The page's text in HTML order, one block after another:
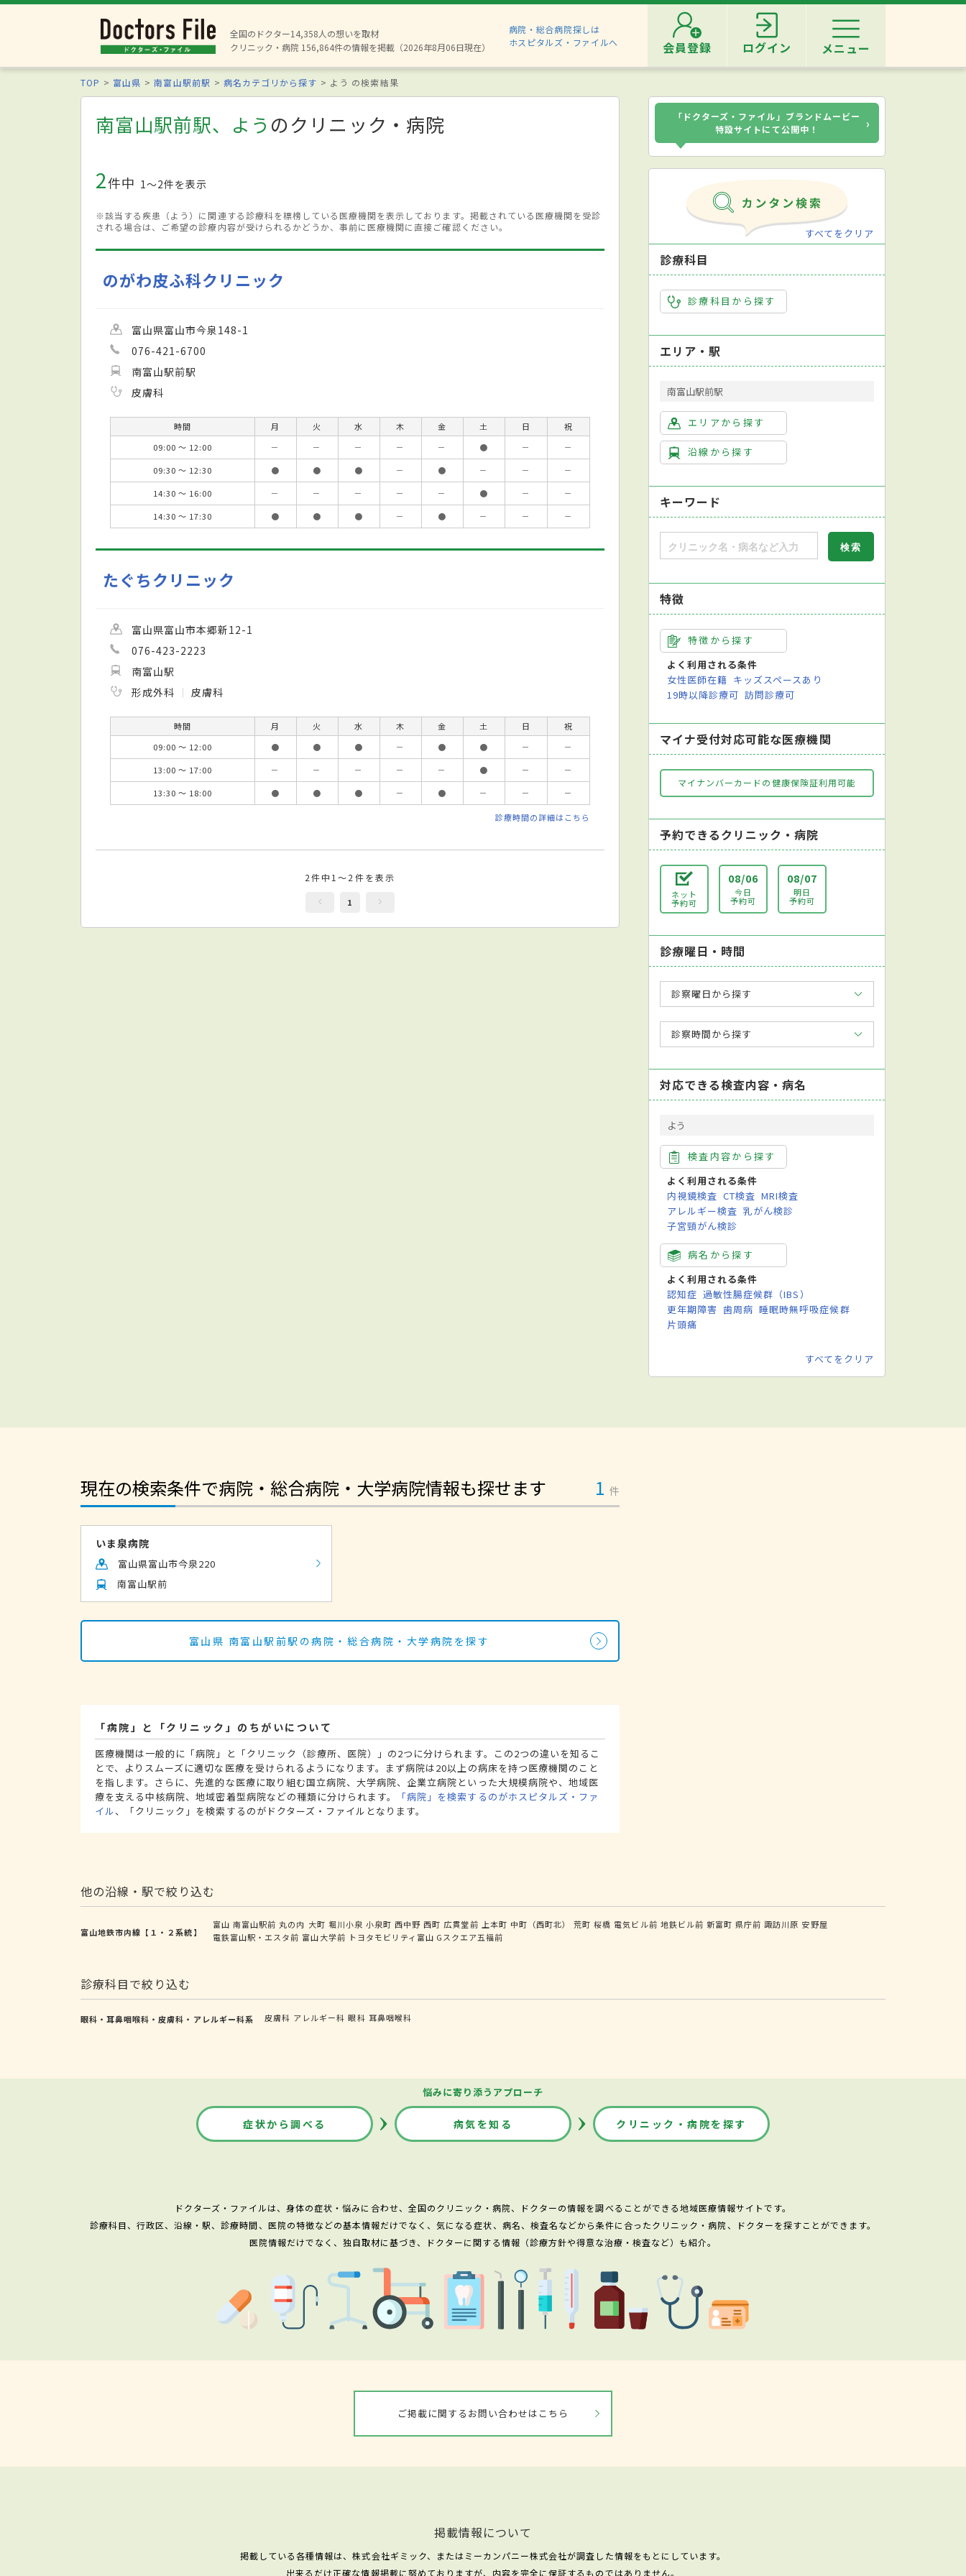
全国のドクター14,358人の想いを取材
クリニック・病院 156,864件の情報を掲載（2026年8月06日現在）
病院・総合病院探しは
ホスピタルズ・ファイルへ
会員登録 ログイン メニュー
TOP 富山県 南富山駅前駅 病名カテゴリから探す よう の検索結果
南富山駅前駅、よう のクリニック・病院
2件中 1〜2件を表示
※該当する疾患（よう）に関連する診療科を標榜している医療機関を表示しております。掲載されている医療機関を受診
される場合は、ご希望の診療内容が受けられるかどうか、事前に医療機関に直接ご確認ください。
のがわ皮ふ科クリニック
富山県富山市今泉148-1
076-421-6700
南富山駅前駅
皮膚科
時間 月 火 水 木 金 土 日
祝
09:00 ～ 12:00
－ － － － － ● －
－
09:30 ～ 12:30
● ● ● － ● － －
－
14:30 ～ 16:00
－ － － － － ● －
－
14:30 ～ 17:30
● ● ● － ● － － －
たぐちクリニック
富山県富山市本郷新12-1
076-423-2223
南富山駅
形成外科
皮膚科
時間 月 火 水 木 金 土 日
祝
09:00 ～ 12:00
● ● ● － ● ● －
－
13:00 ～ 17:00
－ － － － － ● －
－
13:30 ～ 18:00
● ● ● － ● － － －
診療時間の詳細はこちら
2件中1～2件を表示
1
「ドクターズ・ファイル」ブランドムービー
特設サイトにて公開中！
›
すべてをクリア
診療科目
診療科目から探す
エリア・駅
南富山駅前駅
エリアから探す
沿線から探す
キーワード
特徴
特徴から探す
よく利用される条件
女性医師在籍 キッズスペースあり
19時以降診療可 訪問診療可
マイナ受付対応可能な医療機関
マイナンバーカードの健康保険証利用可能
予約できるクリニック・病院
ネット
予約可
08/06
今日
予約可
08/07
明日
予約可
診療曜日・時間
診察曜日から探す
診察時間から探す
対応できる検査内容・病名
よう
検査内容から探す
よく利用される条件
内視鏡検査 CT検査 MRI検査
アレルギー検査 乳がん検診
子宮頸がん検診
病名から探す
よく利用される条件
認知症 過敏性腸症候群（IBS）
更年期障害 歯周病 睡眠時無呼吸症候群
片頭痛
すべてをクリア
現在の検索条件で病院・総合病院・大学病院情報も探せます 1 件
いま泉病院
富山県富山市今泉220
南富山駅前
富山県 南富山駅前駅の病院・総合病院・大学病院を探す
「病院」と「クリニック」のちがいについて
医療機関は一般的に「病院」と「クリニック（診療所、医院）」の2つに分けられます。この2つの違いを知るこ
とで、よりスムーズに適切な医療を受けられるようになります。まず病院は20以上の病床を持つ医療機関のこと
を指します。さらに、先進的な医療に取り組む国立病院、大学病院、企業立病院といった大規模病院や、地域医
療を支える中核病院、地域密着型病院などの種類に分けられます。
「病院」を検索するのがホスピタルズ・ファ
イル、「クリニック」を検索するのがドクターズ・ファイルとなります。
他の沿線・駅で絞り込む
富山地鉄市内線【１・２系統】
富山 南富山駅前 丸の内 大町 堀川小泉 小泉町 西中野 西町 広貫堂前 上本町 中町（西町北） 荒町 桜橋 電気ビル前 地鉄ビル前 新富町 県庁前 諏訪川原 安野屋
電鉄富山駅・エスタ前 富山大学前 トヨタモビリティ富山 Gスクエア五福前
診療科目で絞り込む
眼科・耳鼻咽喉科・皮膚科・アレルギー科系 皮膚科 アレルギー科 眼科 耳鼻咽喉科
悩みに寄り添うアプローチ
症状から調べる 病気を知る クリニック・病院を探す
ドクターズ・ファイルは、身体の症状・悩みに合わせ、全国のクリニック・病院、ドクターの情報を調べることができる地域医療情報サイトです。
診療科目、行政区、沿線・駅、診療時間、医院の特徴などの基本情報だけでなく、気になる症状、病名、検査名などから条件に合ったクリニック・病院、ドクターを探すことができます。
医院情報だけでなく、独自取材に基づき、ドクターに関する情報（診療方針や得意な治療・検査など）も紹介。
ご掲載に関するお問い合わせはこちら
掲載情報について
掲載している各種情報は、株式会社ギミック、またはミーカンパニー株式会社が調査した情報をもとにしています。
出来るだけ正確な情報掲載に努めておりますが、内容を完全に保証するものではありません。